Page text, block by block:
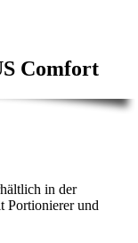
Comfort
in der
Portionierer und